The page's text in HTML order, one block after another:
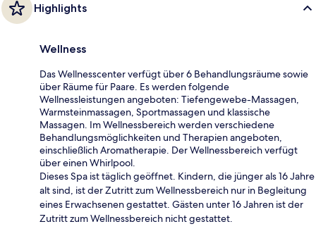
Highlights
Wellness
Das Wellnesscenter verfügt über 6 Behandlungsräume sowie
über Räume für Paare. Es werden folgende
Wellnessleistungen angeboten: Tiefengewebe-Massagen,
Warmsteinmassagen, Sportmassagen und klassische
Massagen. Im Wellnessbereich werden verschiedene
Behandlungsmöglichkeiten und Therapien angeboten,
einschließlich Aromatherapie. Der Wellnessbereich verfügt
über einen Whirlpool.
Dieses Spa ist täglich geöffnet. Kindern, die jünger als 16 Jahre
alt sind, ist der Zutritt zum Wellnessbereich nur in Begleitung
eines Erwachsenen gestattet. Gästen unter 16 Jahren ist der
Zutritt zum Wellnessbereich nicht gestattet.